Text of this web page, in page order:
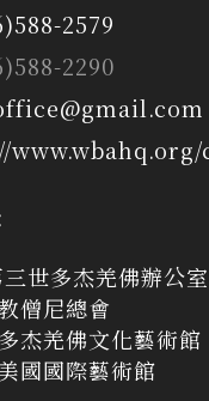
2579
2290
www.wbahq.org/
世多杰羌佛辦公室
僧尼總會
杰羌佛文化藝術館
國國際藝術館